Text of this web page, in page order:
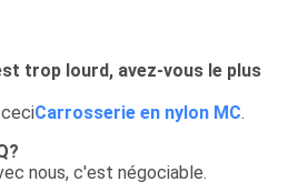
trop lourd, avez-vous le plus
Carrosserie en nylon MC.
nous, c'est négociable.